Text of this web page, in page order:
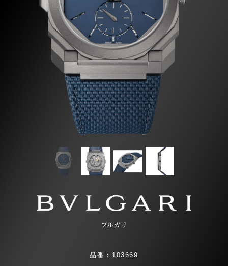
ブルガリ
品番：103669